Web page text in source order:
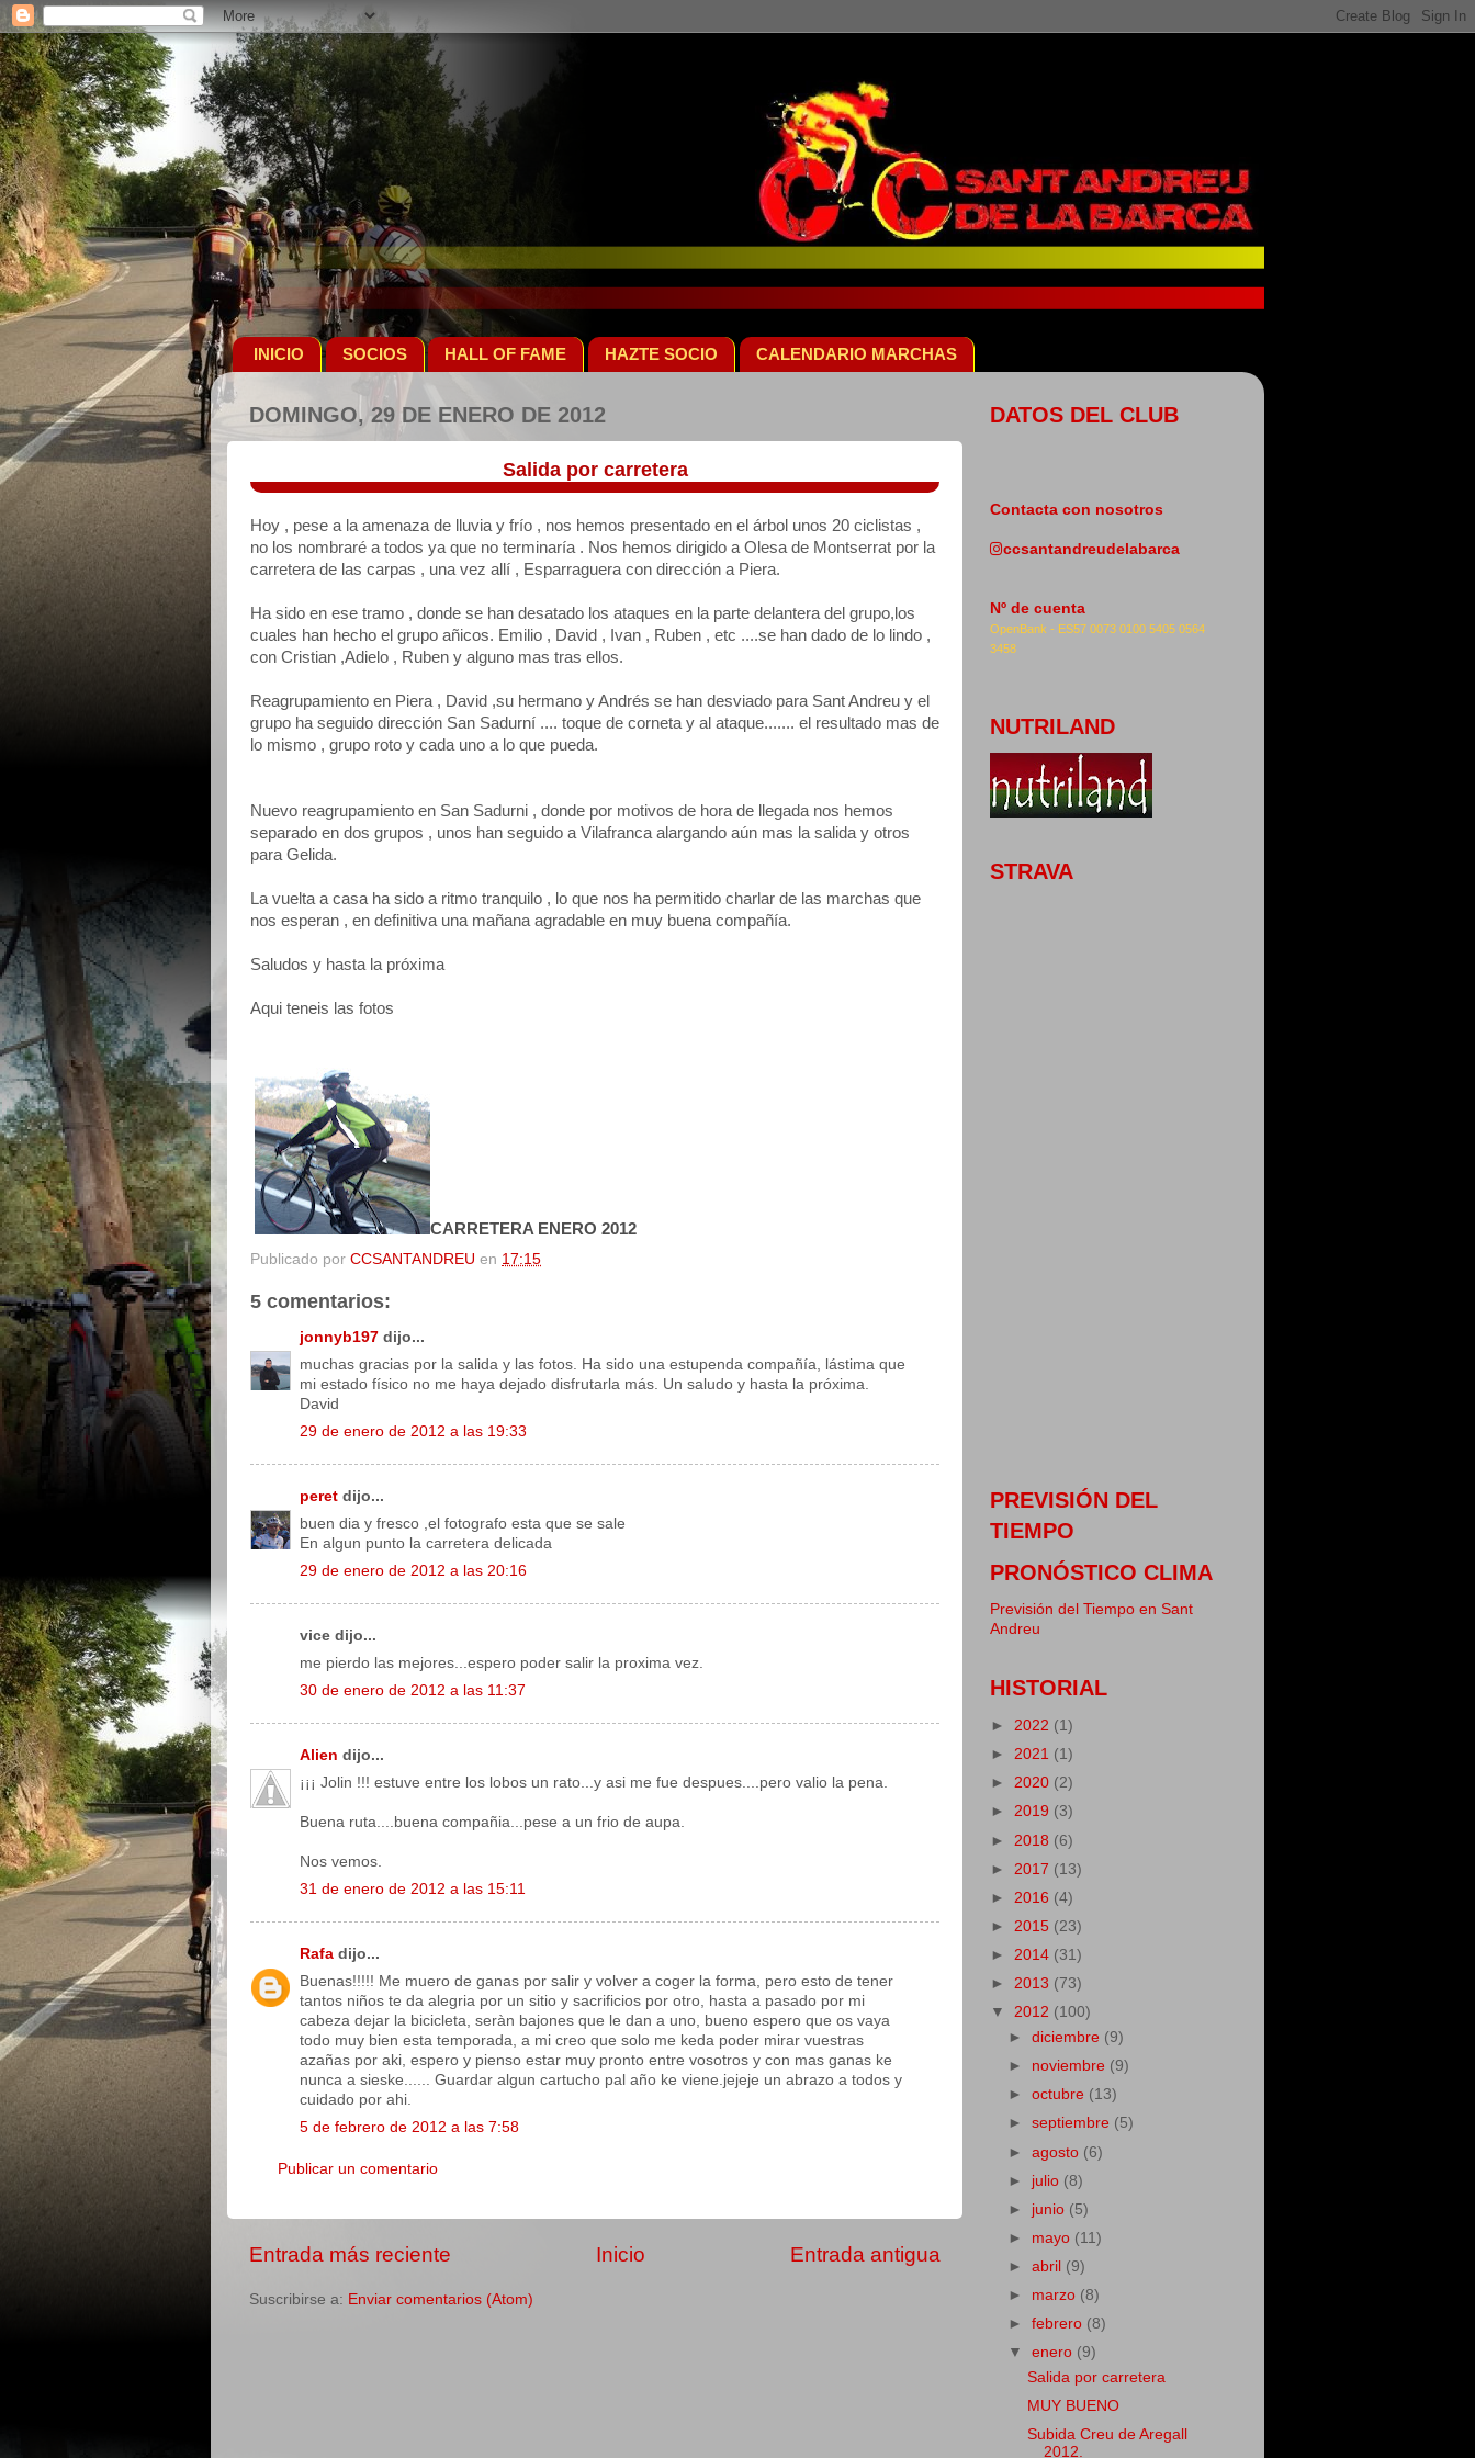
INICIO SOCIOS HALL OF FAME HAZTE SOCIO CALENDARIO MARCHAS
DOMINGO, 29 DE ENERO DE 2012
Salida por carretera
Hoy , pese a la amenaza de lluvia y frío , nos hemos presentado en el árbol unos 20 ciclistas ,
no los nombraré a todos ya que no terminaría . Nos hemos dirigido a Olesa de Montserrat por la
carretera de las carpas , una vez allí , Esparraguera con dirección a Piera.
Ha sido en ese tramo , donde se han desatado los ataques en la parte delantera del grupo,los
cuales han hecho el grupo añicos. Emilio , David , Ivan , Ruben , etc ....se han dado de lo lindo ,
con Cristian ,Adielo , Ruben y alguno mas tras ellos.
Reagrupamiento en Piera , David ,su hermano y Andrés se han desviado para Sant Andreu y el
grupo ha seguido dirección San Sadurní .... toque de corneta y al ataque....... el resultado mas de
lo mismo , grupo roto y cada uno a lo que pueda.
Nuevo reagrupamiento en San Sadurni , donde por motivos de hora de llegada nos hemos
separado en dos grupos , unos han seguido a Vilafranca alargando aún mas la salida y otros
para Gelida.
La vuelta a casa ha sido a ritmo tranquilo , lo que nos ha permitido charlar de las marchas que
nos esperan , en definitiva una mañana agradable en muy buena compañía.
Saludos y hasta la próxima
Aqui teneis las fotos
CARRETERA ENERO 2012
Publicado por CCSANTANDREU en 17:15
5 comentarios:
jonnyb197 dijo...
muchas gracias por la salida y las fotos. Ha sido una estupenda compañía, lástima que
mi estado físico no me haya dejado disfrutarla más. Un saludo y hasta la próxima.
David
29 de enero de 2012 a las 19:33
peret dijo...
buen dia y fresco ,el fotografo esta que se sale
En algun punto la carretera delicada
29 de enero de 2012 a las 20:16
vice dijo...
me pierdo las mejores...espero poder salir la proxima vez.
30 de enero de 2012 a las 11:37
Alien dijo...
¡¡¡ Jolin !!! estuve entre los lobos un rato...y asi me fue despues....pero valio la pena.
Buena ruta....buena compañia...pese a un frio de aupa.
Nos vemos.
31 de enero de 2012 a las 15:11
Rafa dijo...
Buenas!!!!! Me muero de ganas por salir y volver a coger la forma, pero esto de tener
tantos niños te da alegria por un sitio y sacrificios por otro, hasta a pasado por mi
cabeza dejar la bicicleta, seràn bajones que le dan a uno, bueno espero que os vaya
todo muy bien esta temporada, a mi creo que solo me keda poder mirar vuestras
azañas por aki, espero y pienso estar muy pronto entre vosotros y con mas ganas ke
nunca a sieske...... Guardar algun cartucho pal año ke viene.jejeje un abrazo a todos y
cuidado por ahi.
5 de febrero de 2012 a las 7:58
Publicar un comentario
Entrada más reciente Entrada antigua
Inicio
Suscribirse a: Enviar comentarios (Atom)
DATOS DEL CLUB
Contacta con nosotros
ccsantandreudelabarca
Nº de cuenta
OpenBank - ES57 0073 0100 5405 0564
3458
NUTRILAND
STRAVA
PREVISIÓN DEL
TIEMPO
PRONÓSTICO CLIMA
Previsión del Tiempo en Sant
Andreu
HISTORIAL
► 2022 (1)
► 2021 (1)
► 2020 (2)
► 2019 (3)
► 2018 (6)
► 2017 (13)
► 2016 (4)
► 2015 (23)
► 2014 (31)
► 2013 (73)
▼ 2012 (100)
►diciembre (9)
► noviembre (9)
►octubre (13)
►septiembre (5)
►agosto (6)
► julio (8)
► junio (5)
► mayo (11)
►abril (9)
► marzo (8)
►febrero (8)
▼enero (9)
Salida por carretera
MUY BUENO
Subida Creu de Aregall
2012.